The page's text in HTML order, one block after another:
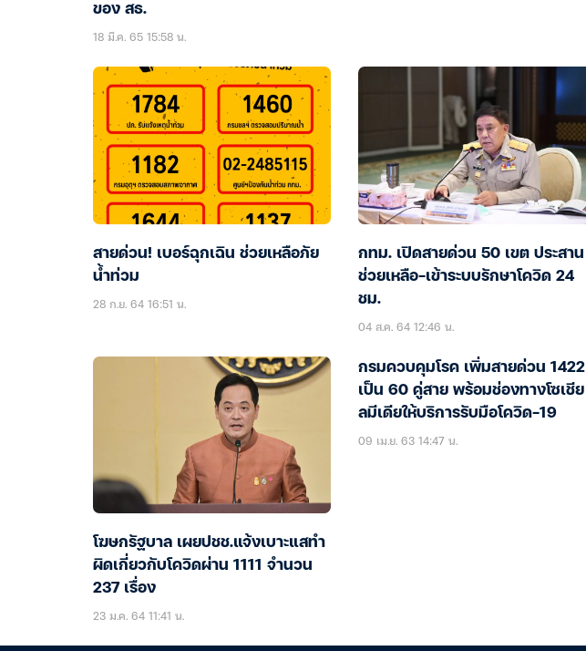
ของ สธ.
18 มี.ค. 65 15:58 น.
สายด่วน! เบอร์ฉุกเฉิน ช่วยเหลือภัย
น้ำท่วม
28 ก.ย. 64 16:51 น.
กทม. เปิดสายด่วน 50 เขต ประสาน
ช่วยเหลือ-เข้าระบบรักษาโควิด 24
ชม.
04 ส.ค. 64 12:46 น.
โฆษกรัฐบาล เผยปชช.แจ้งเบาะแสทำ
ผิดเกี่ยวกับโควิดผ่าน 1111 จำนวน
237 เรื่อง
23 ม.ค. 64 11:41 น.
กรมควบคุมโรค เพิ่มสายด่วน 1422
เป็น 60 คู่สาย พร้อมช่องทางโซเชีย
ลมีเดียให้บริการรับมือโควิด-19
09 เม.ย. 63 14:47 น.